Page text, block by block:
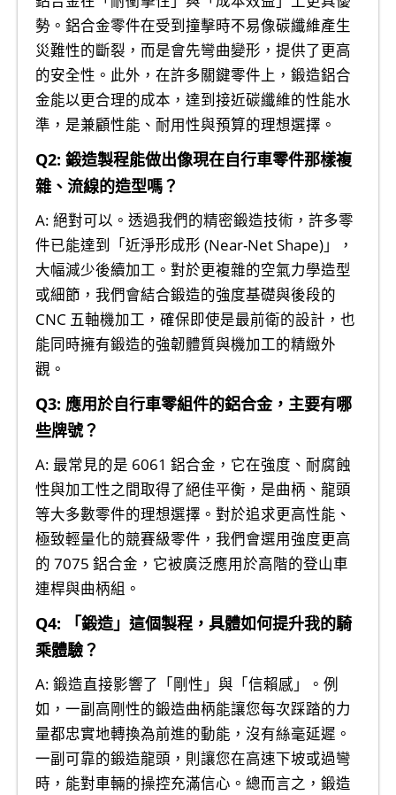
勢。鋁合金零件在受到撞擊時不易像碳纖維產生
災難性的斷裂，而是會先彎曲變形，提供了更高
的安全性。此外，在許多關鍵零件上，鍛造鋁合
金能以更合理的成本，達到接近碳纖維的性能水
準，是兼顧性能、耐用性與預算的理想選擇。
Q2: 鍛造製程能做出像現在自行車零件那樣複
雜、流線的造型嗎？
A: 絕對可以。透過我們的精密鍛造技術，許多零
件已能達到「近淨形成形 (Near-Net Shape)」，
大幅減少後續加工。對於更複雜的空氣力學造型
或細節，我們會結合鍛造的強度基礎與後段的
CNC 五軸機加工，確保即使是最前衛的設計，也
能同時擁有鍛造的強韌體質與機加工的精緻外
觀。
Q3: 應用於自行車零組件的鋁合金，主要有哪
些牌號？
A: 最常見的是 6061 鋁合金，它在強度、耐腐蝕
性與加工性之間取得了絕佳平衡，是曲柄、龍頭
等大多數零件的理想選擇。對於追求更高性能、
極致輕量化的競賽級零件，我們會選用強度更高
的 7075 鋁合金，它被廣泛應用於高階的登山車
連桿與曲柄組。
Q4: 「鍛造」這個製程，具體如何提升我的騎
乘體驗？
A: 鍛造直接影響了「剛性」與「信賴感」。例
如，一副高剛性的鍛造曲柄能讓您每次踩踏的力
量都忠實地轉換為前進的動能，沒有絲毫延遲。
一副可靠的鍛造龍頭，則讓您在高速下坡或過彎
時，能對車輛的操控充滿信心。總而言之，鍛造